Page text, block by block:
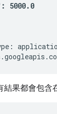
5000.0
結果都會包含